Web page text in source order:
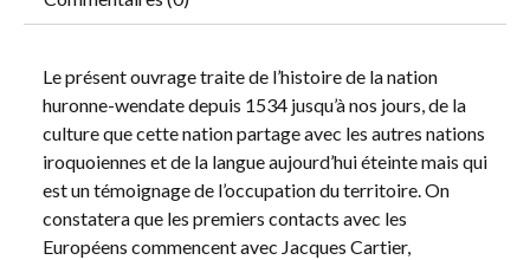
Le présent ouvrage traite de l’histoire de la nation
huronne-wendate depuis 1534 jusqu’à nos jours, de la
culture que cette nation partage avec les autres nations
iroquoiennes et de la langue aujourd’hui éteinte mais qui
est un témoignage de l’occupation du territoire. On
constatera que les premiers contacts avec les
Européens commencent avec Jacques Cartier,